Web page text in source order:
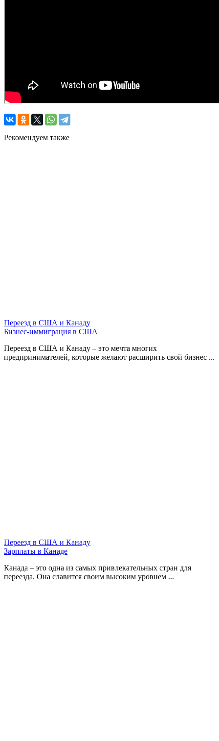
Рекомендуем также
Переезд в США и Канаду
Бизнес-иммиграция в США
Переезд в США и Канаду – это мечта многих
предпринимателей, которые желают расширить свой бизнес ...
Переезд в США и Канаду
Зарплаты в Канаде
Канада – это одна из самых привлекательных стран для
переезда. Она славится своим высоким уровнем ...